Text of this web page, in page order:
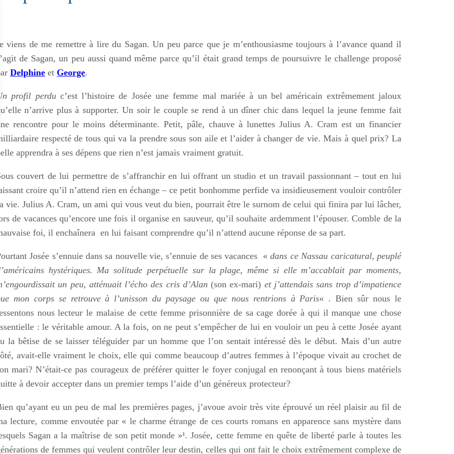
viens de me remettre à lire du Sagan. Un peu parce que je m’enthousiasme toujours à l’avance quand il
de Sagan, un peu aussi quand même parce qu’il était grand temps de poursuivre le challenge proposé
Delphineet George.
profil perduc’est l’histoire de Josée une femme mal mariée à un bel américain extrêmement jaloux
n’arrive plus à supporter. Un soir le couple se rend à un dîner chic dans lequel la jeune femme fait
rencontre pour le moins déterminante. Petit, pâle, chauve à lunettes Julius A. Cram est un financier
respecté de tous qui va la prendre sous son aile et l’aider à changer de vie. Mais à quel prix? La
apprendra à ses dépens que rien n’est jamais vraiment gratuit.
couvert de lui permettre de s’affranchir en lui offrant un studio et un travail passionnant – tout en lui
croire qu’il n’attend rien en échange – ce petit bonhomme perfide va insidieusement vouloir contrôler
vie. Julius A. Cram, un ami qui vous veut du bien, pourrait être le surnom de celui qui finira par lui lâcher,
de vacances qu’encore une fois il organise en sauveur, qu’il souhaite ardemment l’épouser. Comble de la
foi, il enchaînera en lui faisant comprendre qu’il n’attend aucune réponse de sa part.
Josée s’ennuie dans sa nouvelle vie, s’ennuie de ses vacances «dans ce Nassau caricatural, peuplé
hystériques. Ma solitude perpétuelle sur la plage, même si elle m’accablait par moments,
un peu, atténuait l’écho des cris d’Alan (son ex-mari) et j’attendais sans trop d’impatience
mon corps se retrouve à l’unisson du paysage ou que nous rentrions à Paris« . Bien sûr nous le
nous lecteur le malaise de cette femme prisonnière de sa cage dorée à qui il manque une chose
: le véritable amour. A la fois, on ne peut s’empêcher de lui en vouloir un peu à cette Josée ayant
la bêtise de se laisser téléguider par un homme que l’on sentait intéressé dès le début. Mais d’un autre
avait-elle vraiment le choix, elle qui comme beaucoup d’autres femmes à l’époque vivait au crochet de
mari? N’était-ce pas courageux de préférer quitter le foyer conjugal en renonçant à tous biens matériels
à devoir accepter dans un premier temps l’aide d’un généreux protecteur?
qu’ayant eu un peu de mal les premières pages, j’avoue avoir très vite éprouvé un réel plaisir au fil de
lecture, comme envoutée par « le charme étrange de ces courts romans en apparence sans mystère dans
Sagan a la maîtrise de son petit monde »¹. Josée, cette femme en quête de liberté parle à toutes les
de femmes qui veulent contrôler leur destin, celles qui ont fait le choix extrêmement complexe de